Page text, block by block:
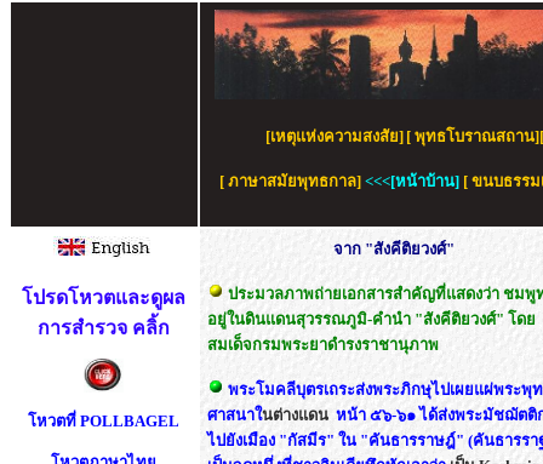
[เหตุแห่งความสงสัย] [ พุทธโบราณสถาน][
[ ภาษาสมัยพุทธกาล] <<<[หน้าบ้าน] [ ขนบธรรม
โปรดโหวตและดูผล
การสำรวจ คลิ้ก
โหวตที่ POLLBAGEL
จาก "สังคีติยวงศ์"
ประมวลภาพถ่ายเอกสารสำคัญที่แสดงว่า ชมพู
อยู่ในดินแดนสุวรรณภูมิ-คำนำ "สังคีติยวงศ์" โดย
สมเด็จกรมพระยาดำรงราชานุภาพ
พระโมคลีบุตรเถระส่งพระภิกษุไปเผยแผ่พระพุ
ศาสนาในต่างแดน หน้า ๕๖-๖๑ ได้ส่งพระมัชฌัตติ
ไปยังเมือง "กัสมีร" ใน "คันธารราษฎ์" (คันธารรา